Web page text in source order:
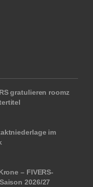
gratulieren roomz
im
– FIVERS-
2026/27